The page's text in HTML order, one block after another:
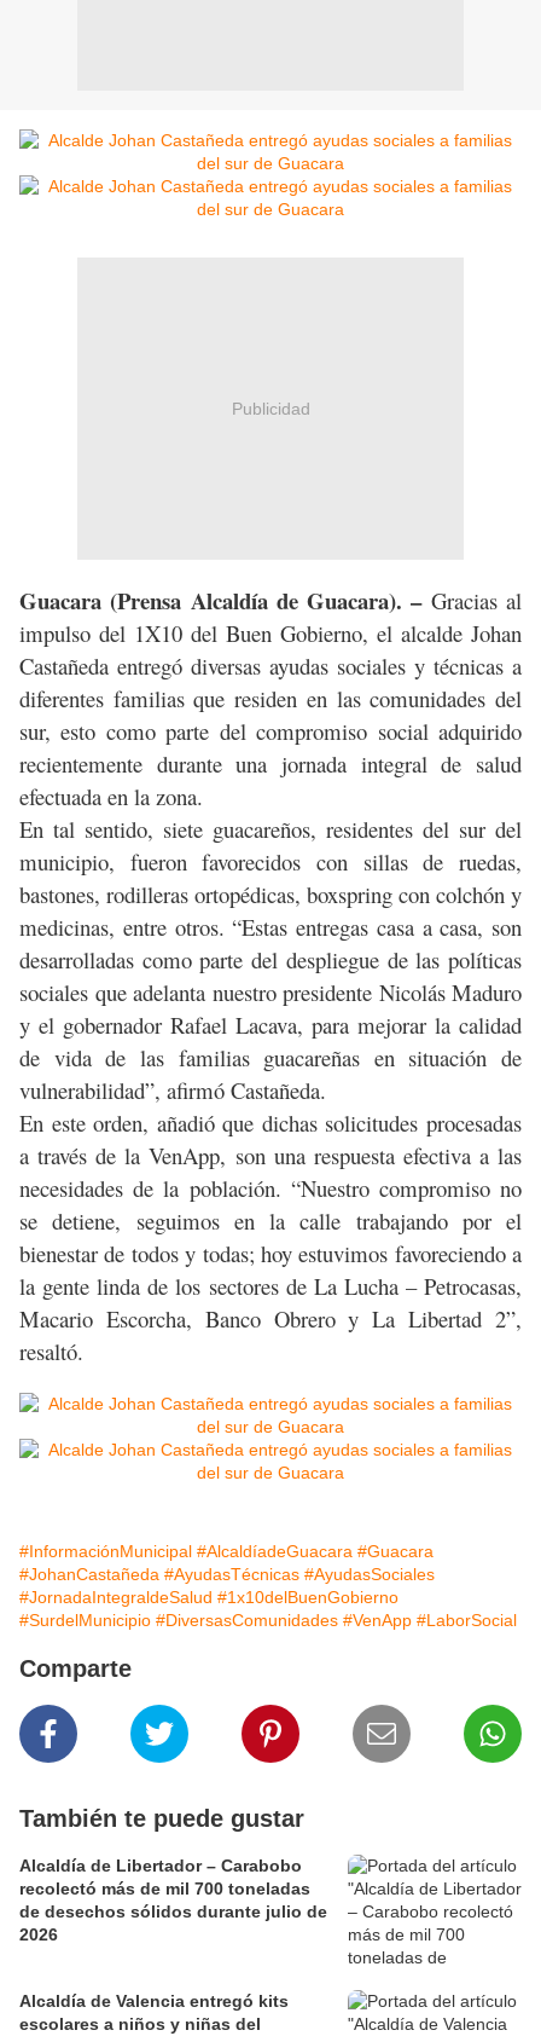
Publicidad
Guacara (Prensa Alcaldía de Guacara). –Gracias al
impulso del 1X10 del Buen Gobierno, el alcalde Johan
Castañeda entregó diversas ayudas sociales y técnicas a
diferentes familias que residen en las comunidades del
sur, esto como parte del compromiso social adquirido
recientemente durante una jornada integral de salud
efectuada en la zona.
En tal sentido, siete guacareños, residentes del sur del
municipio, fueron favorecidos con sillas de ruedas,
bastones, rodilleras ortopédicas, boxspring con colchón y
medicinas, entre otros. “Estas entregas casa a casa, son
desarrolladas como parte del despliegue de las políticas
sociales que adelanta nuestro presidente Nicolás Maduro
y el gobernador Rafael Lacava, para mejorar la calidad
de vida de las familias guacareñas en situación de
vulnerabilidad”, afirmó Castañeda.
En este orden, añadió que dichas solicitudes procesadas
a través de la VenApp, son una respuesta efectiva a las
necesidades de la población. “Nuestro compromiso no
se detiene, seguimos en la calle trabajando por el
bienestar de todos y todas; hoy estuvimos favoreciendo a
la gente linda de los sectores de La Lucha – Petrocasas,
Macario Escorcha, Banco Obrero y La Libertad 2”,
resaltó.
#InformaciónMunicipal #AlcaldíadeGuacara #Guacara
#JohanCastañeda #AyudasTécnicas #AyudasSociales
#JornadaIntegraldeSalud #1x10delBuenGobierno
#SurdelMunicipio #DiversasComunidades #VenApp #LaborSocial
Comparte
También te puede gustar
Alcaldía de Libertador – Carabobo
recolectó más de mil 700 toneladas
de desechos sólidos durante julio de
2026
Alcaldía de Valencia entregó kits
escolares a niños y niñas del